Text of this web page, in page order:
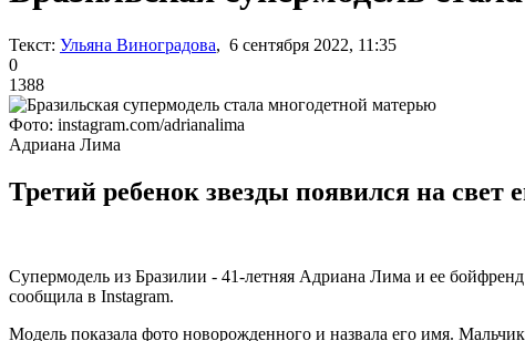
Текст: Ульяна Виноградова, 6 сентября 2022, 11:35
0
1388
Фото: instagram.com/adrianalima
Адриана Лима
Третий ребенок звезды появился на свет
Супермодель из Бразилии - 41-летняя Адриана Лима и ее
сообщила в Instagram.
Модель показала фото новорожденного и назвала его имя.